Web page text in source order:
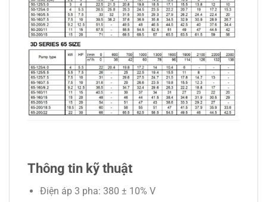
Thông tin kỹ thuật
Điện áp 3 pha: 380 ± 10% V